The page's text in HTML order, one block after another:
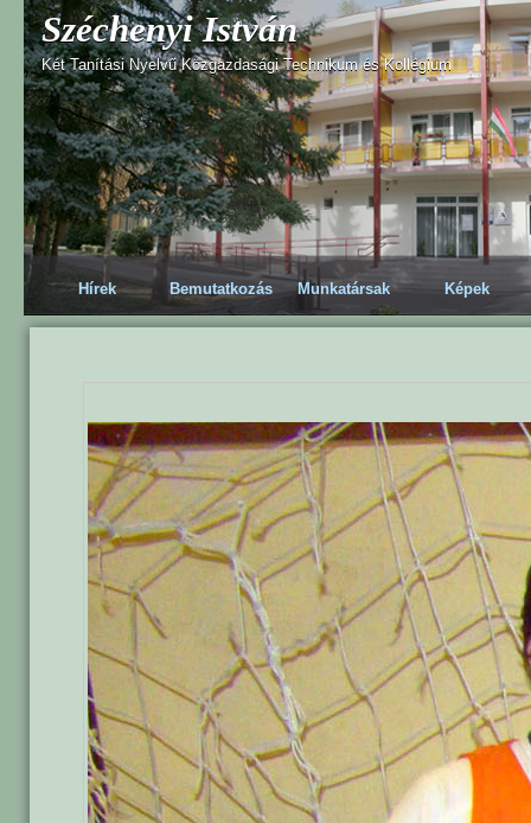
Széchenyi István
Két Tanítási Nyelvű Közgazdasági Technikum és Kollégium
Hírek Bemutatkozás Munkatársak Képek